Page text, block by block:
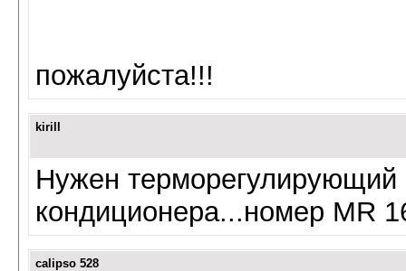
пожалуйста!!!
kirill
Нужен терморегулирующий
кондиционера...номер MR
calipso 528